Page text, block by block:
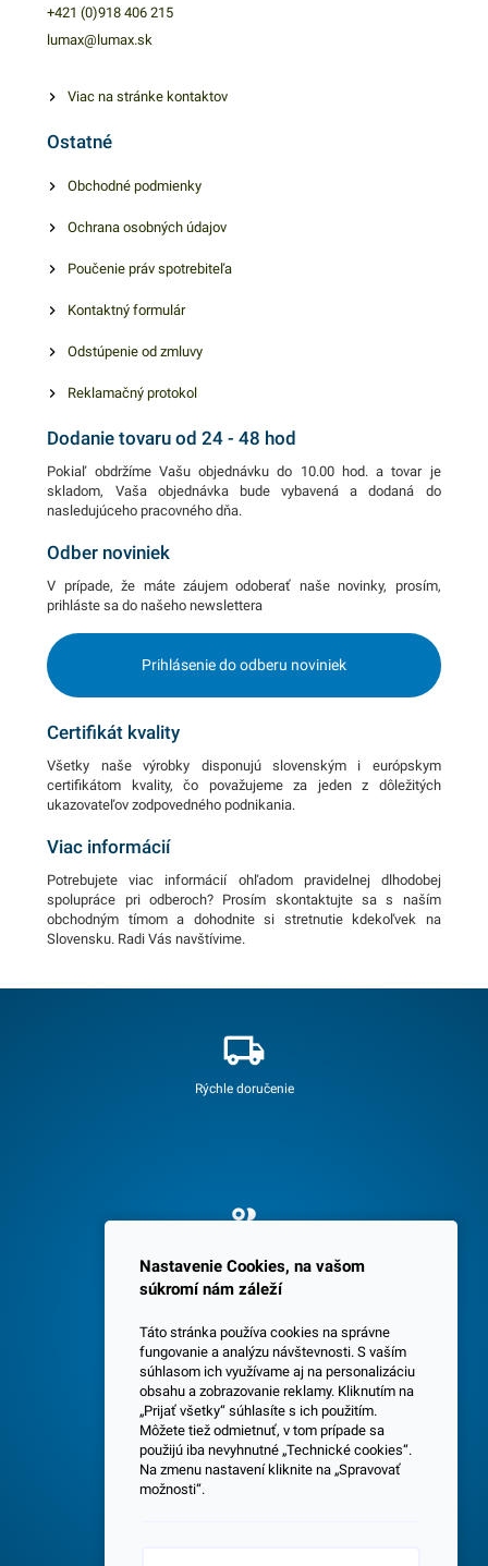
prenikaniu nežiaducich
nečistôt na zakryté objekty.
odolného mikroténu a
manipuláciu. Výhodné
ponuke nájdete ďalšie
+421 (0)918 406 215
lumax@lumax.sk
Viac na stránke kontaktov
Ostatné
Obchodné podmienky
Ochrana osobných údajov
Poučenie práv spotrebiteľa
Kontaktný formulár
Odstúpenie od zmluvy
Reklamačný protokol
Dodanie tovaru od 24 - 48 hod
Pokiaľ obdržíme Vašu objednávku do 10.00 hod. a tovar je
skladom, Vaša objednávka bude vybavená a dodaná do
nasledujúceho pracovného dňa.
Odber noviniek
V prípade, že máte záujem odoberať naše novinky, prosím,
prihláste sa do našeho newslettera
Prihlásenie do odberu noviniek
Certifikát kvality
Všetky naše výrobky disponujú slovenským i európskym
certifikátom kvality, čo považujeme za jeden z dôležitých
ukazovateľov zodpovedného podnikania.
Viac informácií
Potrebujete viac informácií ohľadom pravidelnej dlhodobej
spolupráce pri odberoch? Prosím skontaktujte sa s naším
obchodným tímom a dohodnite si stretnutie kdekoľvek na
Slovensku. Radi Vás navštívime.
Rýchle doručenie
Spokojných 3600 zákazníkov
Centrála a predajňa v Senci
Nastavenie Cookies, na vašom
súkromí nám záleží
Táto stránka používa cookies na správne
fungovanie a analýzu návštevnosti. S vaším
súhlasom ich využívame aj na personalizáciu
obsahu a zobrazovanie reklamy. Kliknutím na
„Prijať všetky“ súhlasíte s ich použitím.
Môžete tiež odmietnuť, v tom prípade sa
použijú iba nevyhnutné „Technické cookies“.
Na zmenu nastavení kliknite na „Spravovať
možnosti“.